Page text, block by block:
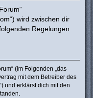
wird zwischen dir
Regelungen
(im Folgenden „das
mit dem Betreiber des
und erklärst dich mit den